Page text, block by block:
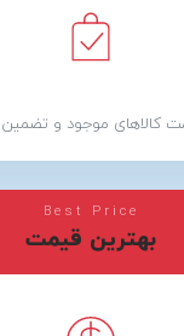
کالاهای موجود و تضمین
Best Price
بهترین قیمت